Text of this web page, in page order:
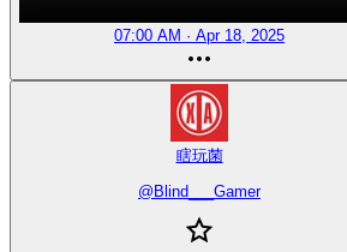
07:00 AM · Apr 18, 2025
瞎玩菌
@ Blind___Gamer